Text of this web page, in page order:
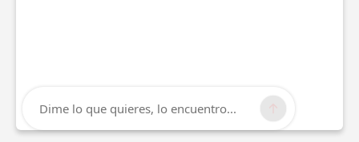
Dime lo que quieres, lo encuentro...